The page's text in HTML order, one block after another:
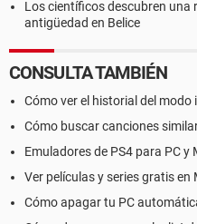
Los científicos descubren una
antigüedad en Belice
CONSULTA TAMBIÉN
Cómo ver el historial del modo
Cómo buscar canciones
Emuladores de PS4 para PC y
Ver películas y series gratis en
Cómo apagar tu PC